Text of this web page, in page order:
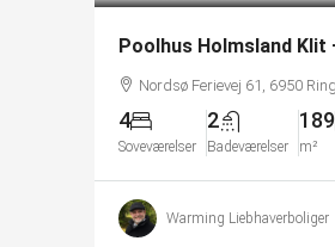
Poolhus Holmsland Klit
Nordsø Ferievej 61, 6950
4
Soveværelser
2
Badeværelser
189
m²
Warming Liebhaverboliger